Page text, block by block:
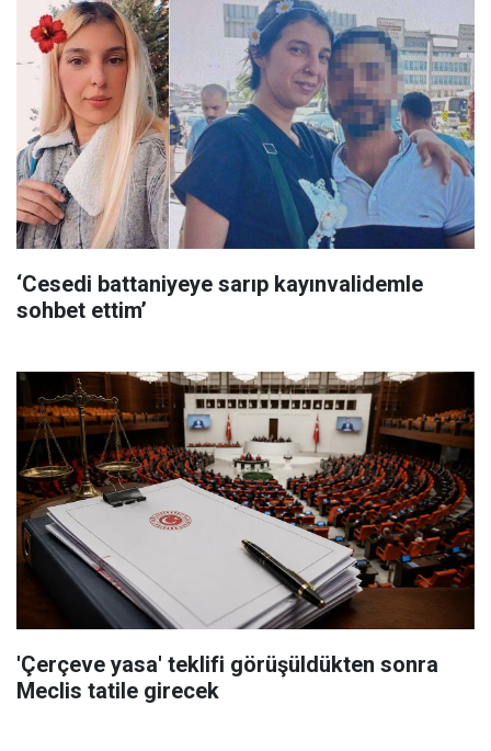
‘Cesedi battaniyeye sarıp kayınvalidemle
sohbet ettim’
'Çerçeve yasa' teklifi görüşüldükten sonra
Meclis tatile girecek